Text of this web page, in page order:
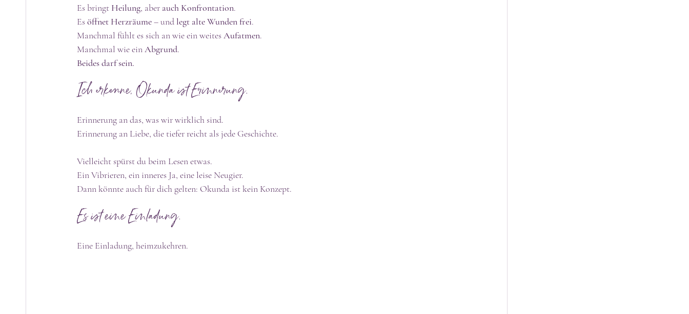
Es bringt Heilung, aber auch Konfrontation.
Es öffnet Herzräume – und legt alte Wunden frei.
Manchmal fühlt es sich an wie ein weites Aufatmen.
Manchmal wie ein Abgrund.
Beides darf sein.
Ich erkenne, Okunda ist Erinnerung.
Erinnerung an das, was wir wirklich sind.
Erinnerung an Liebe, die tiefer reicht als jede Geschichte.
Vielleicht spürst du beim Lesen etwas.
Ein Vibrieren, ein inneres Ja, eine leise Neugier.
Dann könnte auch für dich gelten: Okunda ist kein Konzept.
Es ist eine Einladung.
Eine Einladung, heimzukehren.